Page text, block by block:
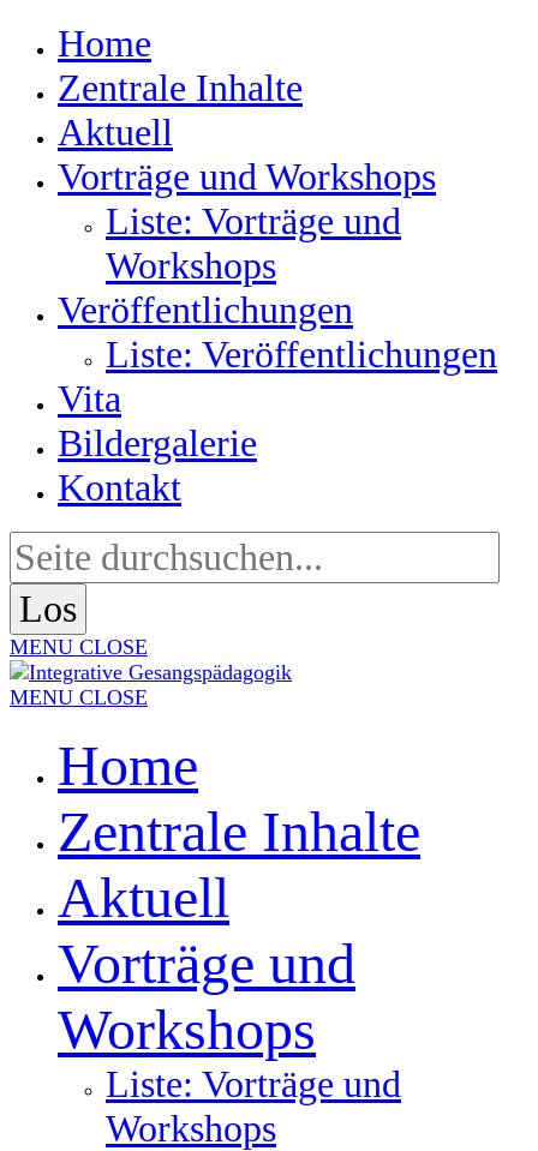
Home
Zentrale Inhalte
Aktuell
Vorträge und Workshops
Liste: Vorträge und
Workshops
Veröffentlichungen
Liste: Veröffentlichungen
Vita
Bildergalerie
Kontakt
MENU CLOSE
MENU CLOSE
Home
Zentrale Inhalte
Aktuell
Vorträge und
Workshops
Liste: Vorträge und
Workshops